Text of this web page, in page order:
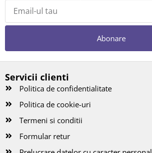
Abonare
Servicii clienti
Politica de confidentialitate
Politica de cookie-uri
Termeni si conditii
Formular retur